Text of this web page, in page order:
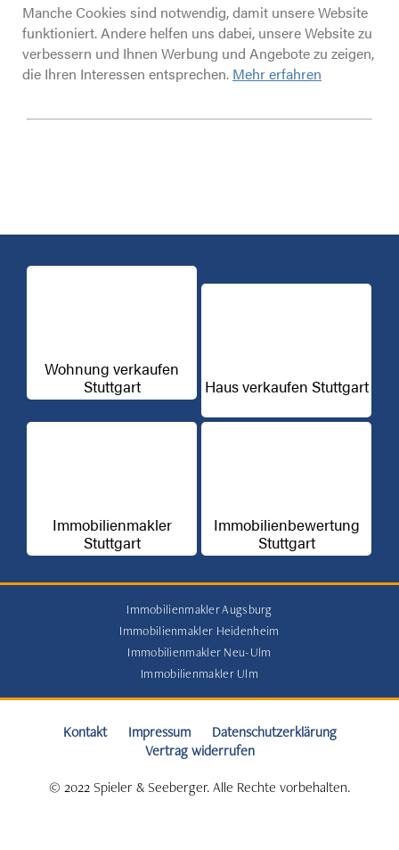
Manche Cookies sind notwendig, damit unsere Website
funktioniert. Andere helfen uns dabei, unsere Website zu
verbessern und Ihnen Werbung und Angebote zu zeigen,
die Ihren Interessen entsprechen. Mehr erfahren
Wohnung verkaufen
Stuttgart
Haus verkaufen Stuttgart
Immobilienmakler
Stuttgart
Immobilienbewertung
Stuttgart
Immobilienmakler Augsburg
Immobilienmakler Heidenheim
Immobilienmakler Neu-Ulm
Immobilienmakler Ulm
Kontakt Impressum
Datenschutzerklärung
Vertrag widerrufen
© 2022 Spieler & Seeberger. Alle Rechte vorbehalten.